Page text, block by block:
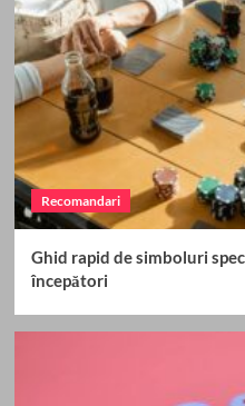
Recomandari
Ghid rapid de simboluri
începători